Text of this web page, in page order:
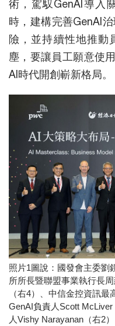
術，駕馭GenAI導入
時，建構完善GenAI
險，並持續性地推動
塵，要讓員工願意使
AI時代開創嶄新格局。
照片1圖說：國發會主委劉
所所長暨聯盟事業執行長
（右4）、中信金控資訊
GenAI負責人Scott
人Vishy Narayanan（右2